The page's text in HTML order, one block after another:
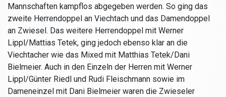
Mannschaften kampflos abgegeben werden. So ging das
zweite Herrendoppel an Viechtach und das Damendoppel
an Zwiesel. Das weitere Herrendoppel mit Werner
Lippl/Mattias Tetek, ging jedoch ebenso klar an die
Viechtacher wie das Mixed mit Matthias Tetek/Dani
Bielmeier. Auch in den Einzeln der Herren mit Werner
Lippl/Günter Riedl und Rudi Fleischmann sowie im
Dameneinzel mit Dani Bielmeier waren die Zwieseler